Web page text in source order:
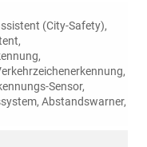
(City-Safety),
Sensor,
Abstandswarner,